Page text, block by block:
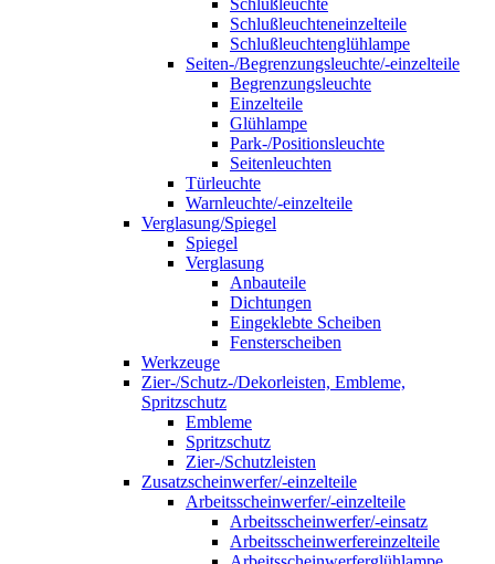
Schlußleuchte
Schlußleuchteneinzelteile
Schlußleuchtenglühlampe
Seiten-/Begrenzungsleuchte/-einzelteile
Begrenzungsleuchte
Einzelteile
Glühlampe
Park-/Positionsleuchte
Seitenleuchten
Türleuchte
Warnleuchte/-einzelteile
Verglasung/Spiegel
Spiegel
Verglasung
Anbauteile
Dichtungen
Eingeklebte Scheiben
Fensterscheiben
Werkzeuge
Zier-/Schutz-/Dekorleisten, Embleme,
Spritzschutz
Embleme
Spritzschutz
Zier-/Schutzleisten
Zusatzscheinwerfer/-einzelteile
Arbeitsscheinwerfer/-einzelteile
Arbeitsscheinwerfer/-einsatz
Arbeitsscheinwerfereinzelteile